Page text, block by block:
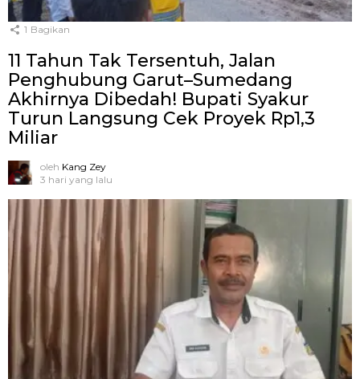
1 Bagikan
11 Tahun Tak Tersentuh, Jalan
Penghubung Garut–Sumedang
Akhirnya Dibedah! Bupati Syakur
Turun Langsung Cek Proyek Rp1,3
Miliar
oleh Kang Zey
3 hari yang lalu